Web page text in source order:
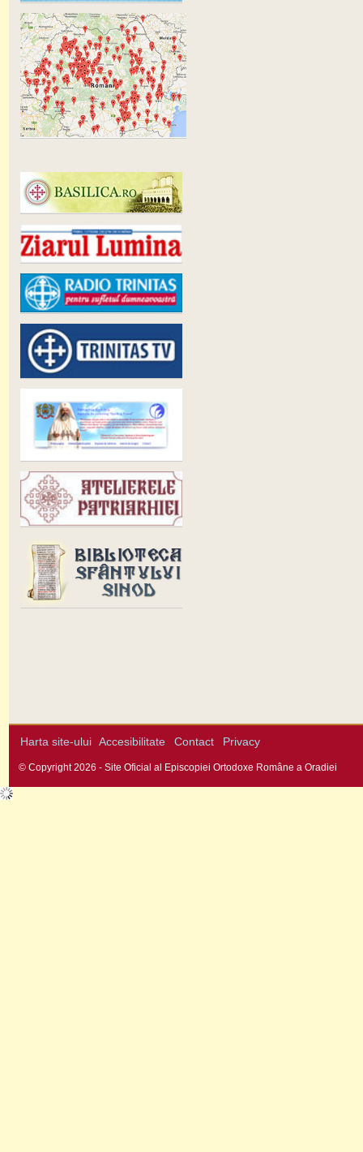
Harta site-ului Accesibilitate Contact Privacy
© Copyright 2026 - Site Oficial al Episcopiei Ortodoxe Române a Oradiei